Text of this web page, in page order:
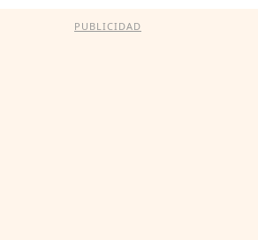
PUBLICIDAD